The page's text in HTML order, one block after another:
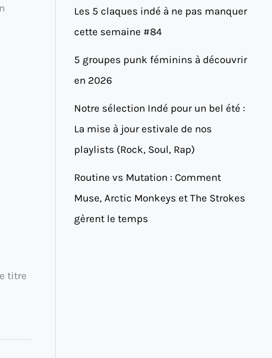
titre
Les 5 claques indé à ne pas manquer
cette semaine #84
5 groupes punk féminins à découvrir
en 2026
Notre sélection Indé pour un bel été :
La mise à jour estivale de nos
playlists (Rock, Soul, Rap)
Routine vs Mutation : Comment
Muse, Arctic Monkeys et The Strokes
gèrent le temps